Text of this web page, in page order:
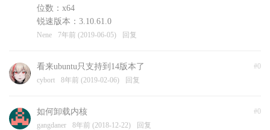
位数：x64
锐速版本：3.10.61.0
Nene 7年前 (2019-06-05) 回复
#0
看来ubuntu只支持到14版本了
cybort 8年前 (2019-02-06) 回复
#0
如何卸载内核
gangdaner 8年前 (2018-12-22) 回复